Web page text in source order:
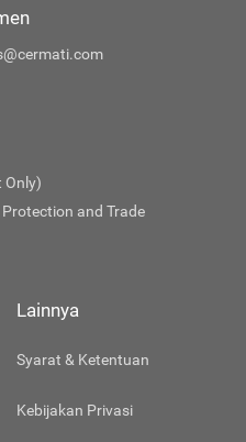
Only)
and Trade
Lainnya
Syarat & Ketentuan
Kebijakan Privasi